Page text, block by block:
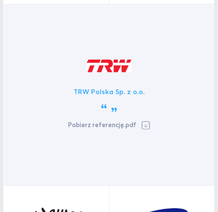
TRW Polska Sp. z o.o.
Pobierz referencję.pdf